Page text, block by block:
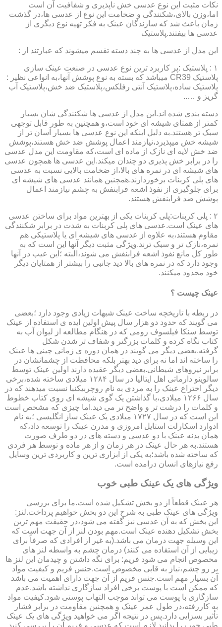
نکات مثبت این نوع عدسی خش ناپذیری و شفافیت آن است
اما،وزن بالای،شکنندگی و ضخامت این نوع از عدسی ها،در گذشت
زمان باعث شد که سازندگان عینک به فکر تهیه نوع دیگری از
عدسی ها بیفتند.پلاستیک
این مدل از عدسی ها به چند دسته تقسم میشوند که عبارتند از :
۱ : پلاستیک :پر کاربرد ترین نوع عدسی در صنعت عینک سازی
پلاستیک CR39 میباشد که بسته به نوع پوشش آنها،به انواعی نظیر :
پلاستیک ساده،پلاستیک آنتی رفلکس،پلاستیک ضد خش،پلاستیک آب
گریز و …..
دسته بندی شده اند.این مدل از عدسی ها شکنندگی شان بسیار
کمتر از همتای شیشه ای خود است،و همچنین به طور قابل توجهی
سبک تر هستند.به دلیل اینکه این نوع عدسی ها بسیار آسان تر از
شیشه خش میپذیرد،نیازمند اعمال پوشش ضد خش هستند،پوشش
ضد خش لایه ای نازک از ماده ای است،که مقاومت این مدل عدسی
را در برابر خش پذیری دو چندان میکند.این عدسی ها همچون عدسی
های شیشه ای در نمره های بالا،از ضخامت بالایی نسبت به عدسی
های پلی کربنات برخوردارند.همچنین همانند عدسی های شیشه ای
برای جلوگیری از نفوذ اشعه فرابنفش به چشم نیازمند اعمال
پوشش ضد فرابنفش هستند.
۲ : پلی کربنات:پلی کربنات یکی از بهترین مواد برای ساختن عدسی
های عینک است.عدسی های پلی کربنات به شدت در برابر شکنندگی
مقاوم هستند،به علاوه از عدسی های شیشه ای یا پلاستیکی هم
نمره،نازک تر و سبک ترند.ویژگی مثبت دیگر آنها این است که به
طور کل مانع نفوذ اشعه فرابنفش می شوند،البته ؛این عیب در آنها
وجود دارد که در نمره های بالا دید جانبی را بیشتر از همتایان دیگر
خود محدود میکنند.
عینک چیست ؟
در ربطه با تاریخچه ساخت عینک شبهات زیادی وجود دارد ؛بعضی
می گویند که حدود دو هزار سال پیش اولین ایده ی استفاده از عینک
توسط سنکا فیلسوف رومی که در هنگام مطالعه از لیوان آب به
کتاب نگاه کرده و کلمات بزرگتر و شفاف تر شدن شکل
گرفته.بعضی دیگر می گویند در همان دوره ی زمانی چینی ها عینک
را ساخته اند اما نه برای دید بهتر بلکه محافظت از چشمانشان در
برابر نیروهای شیطانی.بعضی دیگر عقیده دارند اولین عینک توسط
سالوینو دارماتی اهل ایتالیا در سال ۱۲۸۴ میلادی ساخته شده،برخی
دیگر اختراع عینک را به مردی به نام روچربیکنبا نسبت میدهند که در
سال ۱۲۶۶ میلادی،با گذاشتن یک گوی شیشه ای روی کتاب خطوط
و کلمات را درشت تر و واضح تر می دید.اما چیزی که مشخص است
این است که در سال ۱۷۲۷ میلادی یک عینک ساز انگلیسی ؛به نام
ادوارد اسکارلت استایل امروزی و مدرن عینک را توسعه داد،که
همان بدنه عینک با دو عدسی و دسته های در دو طرف صورت
هستند.به هر حال عینک در هر زمان و از هر ماده و توسط هر فردی
که ساخته شده باشد؛به یکی از ابزاری ترین و کاربردی ترین وسایل
رفع نیازهای انسان درامده است.
ویژگی های یک عینک طبی خوب
هر عینک قطعاً از دو بخش تشکیل شده است.ما برای بررسی
ویژگی های عینک طبی به شرح این دو بخش خواهیم پرداخت.لنز:
این بخش که به آن عدسی نیز گفته می شود،در حقیقت مهم ترین
بخش تشکیل دهنده عینک است.مهم بودن لنز از آن جهت است که
این وسیله جهت درمان می باشد.(به غیر از افرادی که صرفاً برای
زیبایی از آن استفاده می کنند) درمان چشم به واسطه لنز های
مخصوص انجام می شود فریم: برای نگه داشتن و چیدمان این لنز ها
بر رو چشم،نیاز به قابی مخصوص است.جنس فریم و کیفیت مواد
آن بسیار مهم است.جنس فریم از آن جهت دارای اهمیت می باشد
که ممکن است با پوست برخی افراد سازگاری نداشته باشد.عدم
سازگاری با پوست می تواند موجب التهاب پوستی شود.کیفیت مواد
به کاررفته،در طول عمر عینک و همچنین مقاومت در برابر فشار
تأثیر بسزایی دارد.پس در نتیجه اگر می خواهید ویژگی های یک عینک